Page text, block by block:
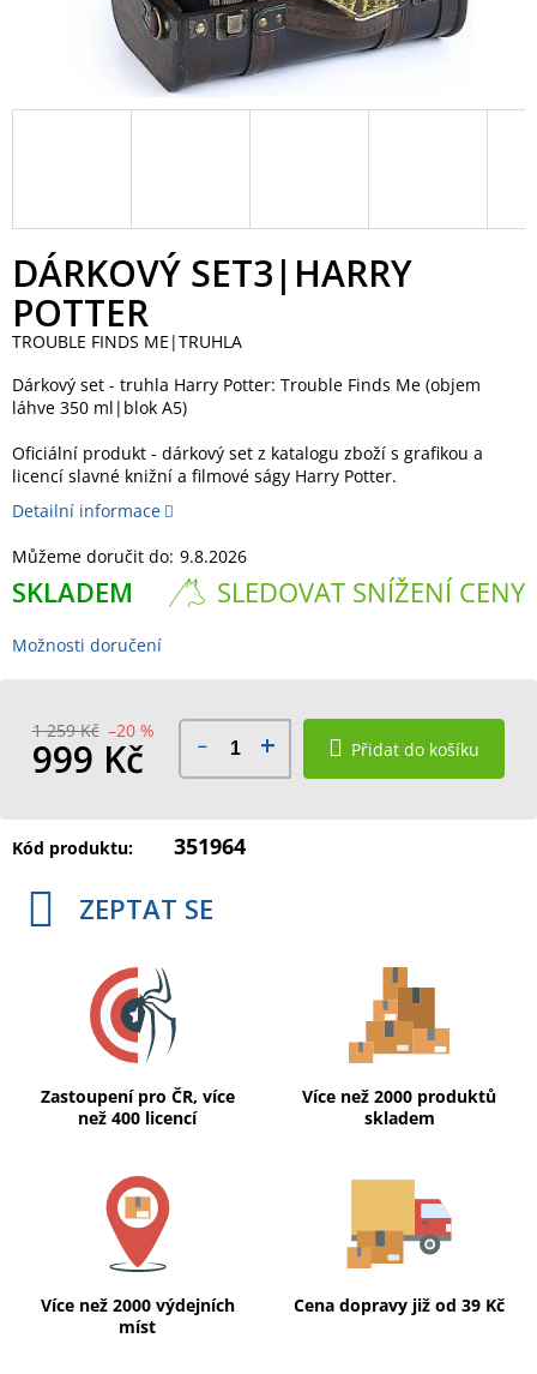
DÁRKOVÝ SET3|HARRY
POTTER
TROUBLE FINDS ME|TRUHLA
Dárkový set - truhla Harry Potter: Trouble Finds Me (objem
láhve 350 ml|blok A5)
Oficiální produkt - dárkový set z katalogu zboží s grafikou a
licencí slavné knižní a filmové ságy Harry Potter.
Detailní informace
Můžeme doručit do: 9.8.2026
SKLADEM SLEDOVAT SNÍŽENÍ CENY
Možnosti doručení
1 259 Kč –20 %
999 Kč Přidat do košíku
Kód produktu: 351964
ZEPTAT SE
Zastoupení pro ČR, více
než 400 licencí
Více než 2000 produktů
skladem
Více než 2000 výdejních
míst
Cena dopravy již od 39 Kč